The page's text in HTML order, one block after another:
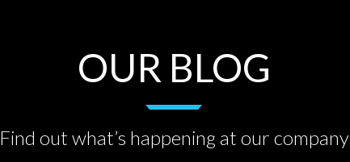
OUR BLOG
Find out what’s happening at our company